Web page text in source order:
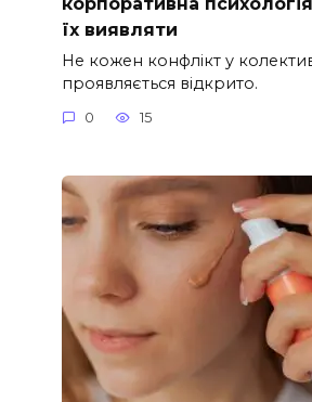
їх виявляти
Не кожен конфлікт у
проявляється відкрито.
0 15